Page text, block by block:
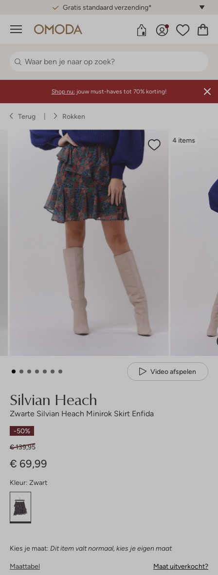
Gratis standaard verzending*
Menu
Shop nu: jouw must-haves tot 70% korting!
Terug Rokken
4 items
Video afspelen
Silvian Heach
Zwarte Silvian Heach Minirok Skirt Enfida
-50%
€ 139,95
€ 69,99
Kleur: Zwart
Kies je maat: Dit item valt normaal, kies je eigen maat
Maattabel Maat uitverkocht?